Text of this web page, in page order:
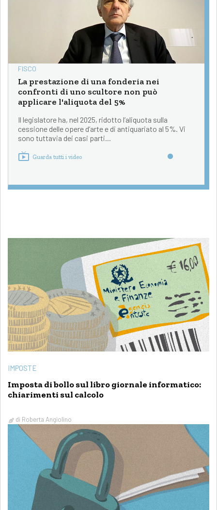
FISCO
La prestazione di una fonderia nei
confronti di uno scultore non può
applicare l'aliquota del 5%
Il legislatore ha, nel 2025, ridotto l’aliquota sulla
cessione delle opere d’arte e di antiquariato al 5%. Vi
sono tuttavia dei casi parti...
Guarda tutti i video
IMPOSTE
Imposta di bollo sul libro giornale informatico:
chiarimenti sul calcolo
di Roberta Angiolino